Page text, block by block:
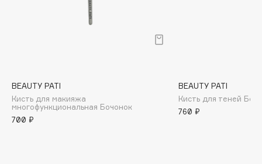
Banderas
Basicare
Batiste
BEAUTY PATI
Кисть для макияжа
многофункциональная Бочонок
700 ₽
BEAUTY PATI
Кисть для теней
760 ₽